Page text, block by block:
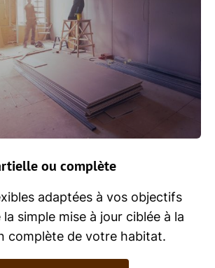
ou complète
adaptées à vos objectifs
simple mise à jour ciblée à la
complète de votre habitat.